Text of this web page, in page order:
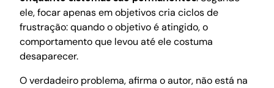
ele, focar apenas em objetivos cria ciclos de
frustração: quando o objetivo é atingido, o
comportamento que levou até ele costuma
desaparecer.
O verdadeiro problema, afirma o autor, não está na